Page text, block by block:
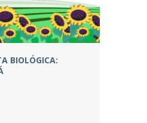
BIOLÓGICA: